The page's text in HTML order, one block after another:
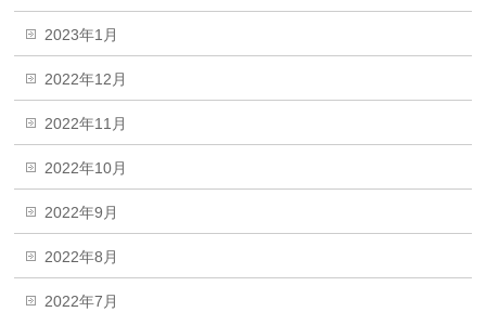
2023年1月
2022年12月
2022年11月
2022年10月
2022年9月
2022年8月
2022年7月